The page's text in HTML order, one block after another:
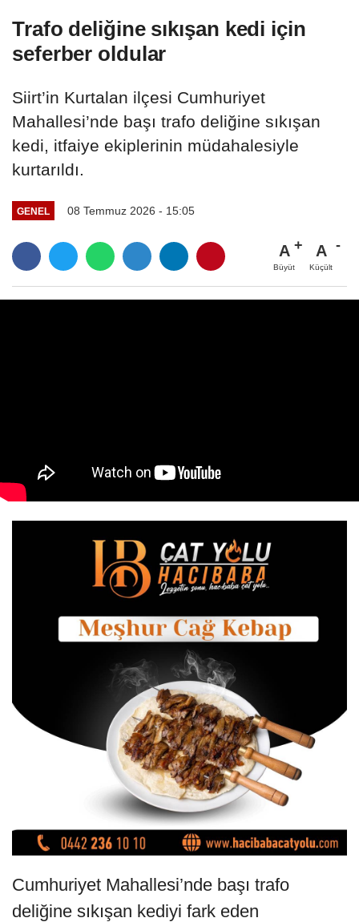
Trafo deliğine sıkışan kedi için
seferber oldular
Siirt’in Kurtalan ilçesi Cumhuriyet
Mahallesi’nde başı trafo deliğine sıkışan
kedi, itfaiye ekiplerinin müdahalesiyle
kurtarıldı.
GENEL 08 Temmuz 2026 - 15:05
A
Büyüt
A
Küçült
Cumhuriyet Mahallesi’nde başı trafo
deliğine sıkışan kediyi fark eden